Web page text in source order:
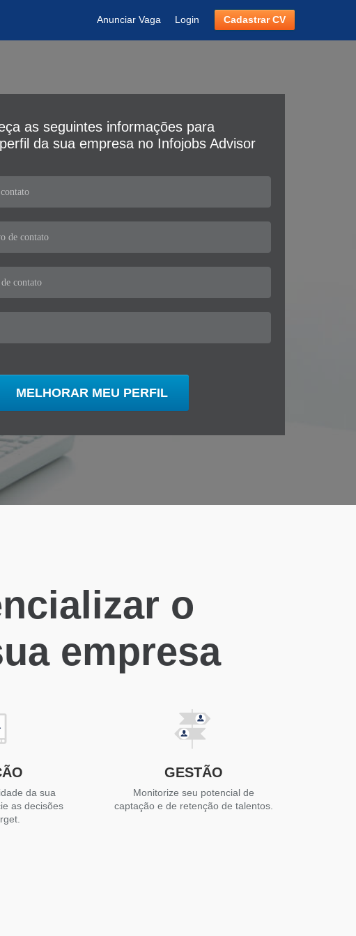
Anunciar Vaga Login Cadastrar CV
as seguintes informações para
da sua empresa no Infojobs Advisor
o
empresa
da sua
as decisões
GESTÃO
Monitorize seu potencial de
captação e de retenção de talentos.